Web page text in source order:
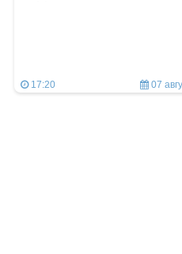
17:20 07